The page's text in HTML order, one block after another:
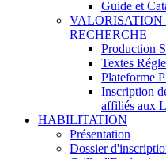
Guide et
VALORISATION
RECHERCHE
Production
Textes
Plateforme
Inscription
affiliés aux
HABILITATION
Présentation
Dossier